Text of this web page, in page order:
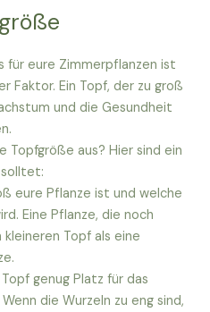
für eure Zimmerpflanzen ist
Faktor. Ein Topf, der zu groß
und die Gesundheit
Topfgröße aus? Hier sind ein
eure Pflanze ist und welche
Eine Pflanze, die noch
Topf als eine
genug Platz für das
die Wurzeln zu eng sind,